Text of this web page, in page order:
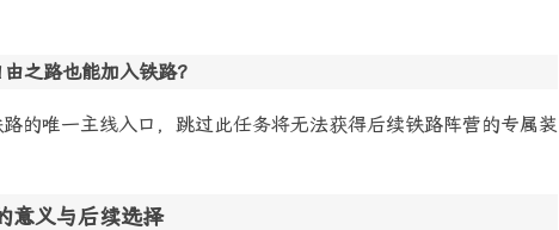
之路也能加入铁路？
的唯一主线入口，跳过此任务将无法获得后续铁路阵营的专属装
意义与后续选择